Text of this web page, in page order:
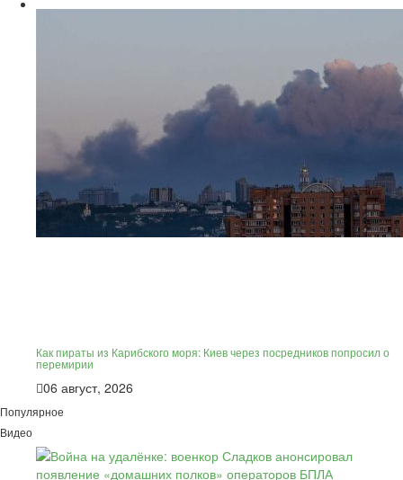
Как пираты из Карибского моря: Киев через посредников попросил о
перемирии
06 август, 2026
Популярное
Видео